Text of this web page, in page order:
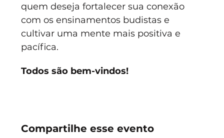
quem deseja fortalecer sua conexão
com os ensinamentos budistas e
cultivar uma mente mais positiva e
pacífica.
Todos são bem-vindos!
Compartilhe esse evento